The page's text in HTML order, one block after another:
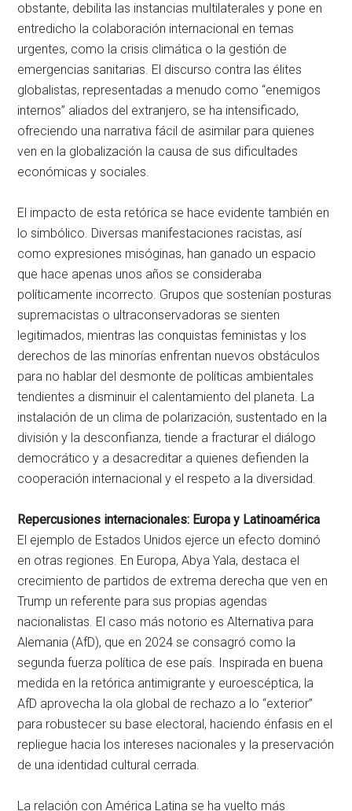
obstante, debilita las instancias multilaterales y pone en
entredicho la colaboración internacional en temas
urgentes, como la crisis climática o la gestión de
emergencias sanitarias. El discurso contra las élites
globalistas, representadas a menudo como “enemigos
internos” aliados del extranjero, se ha intensificado,
ofreciendo una narrativa fácil de asimilar para quienes
ven en la globalización la causa de sus dificultades
económicas y sociales.
El impacto de esta retórica se hace evidente también en
lo simbólico. Diversas manifestaciones racistas, así
como expresiones misóginas, han ganado un espacio
que hace apenas unos años se consideraba
políticamente incorrecto. Grupos que sostenían posturas
supremacistas o ultraconservadoras se sienten
legitimados, mientras las conquistas feministas y los
derechos de las minorías enfrentan nuevos obstáculos
para no hablar del desmonte de políticas ambientales
tendientes a disminuir el calentamiento del planeta. La
instalación de un clima de polarización, sustentado en la
división y la desconfianza, tiende a fracturar el diálogo
democrático y a desacreditar a quienes defienden la
cooperación internacional y el respeto a la diversidad.
Repercusiones internacionales: Europa y Latinoamérica
El ejemplo de Estados Unidos ejerce un efecto dominó
en otras regiones. En Europa, Abya Yala, destaca el
crecimiento de partidos de extrema derecha que ven en
Trump un referente para sus propias agendas
nacionalistas. El caso más notorio es Alternativa para
Alemania (AfD), que en 2024 se consagró como la
segunda fuerza política de ese país. Inspirada en buena
medida en la retórica antimigrante y euroescéptica, la
AfD aprovecha la ola global de rechazo a lo “exterior”
para robustecer su base electoral, haciendo énfasis en el
repliegue hacia los intereses nacionales y la preservación
de una identidad cultural cerrada.
La relación con América Latina se ha vuelto más